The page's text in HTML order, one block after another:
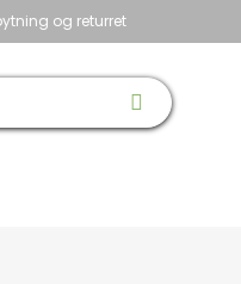
og returret